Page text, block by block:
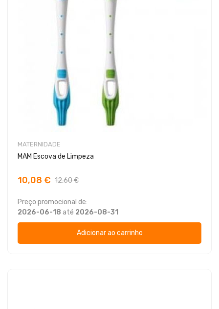
MATERNIDADE
MAM Escova de Limpeza
10,08 € 12,60 €
Preço promocional de:
2026-06-18 até 2026-08-31
Adicionar ao carrinho